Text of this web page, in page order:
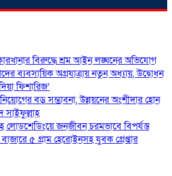
বিরুদ্ধে শ্রম আইন লঙ্ঘনের অভিযোগ
ব্যবসায়িক অগ্রযাত্রায় নতুন অধ্যায়, উদ্বোধন
ফিশারিজ’
বড় সম্ভাবনা, উন্নয়নের অংশীদার হোন
সাইফুল্লাহ্
লোডশেডিংয়ে জনজীবন চরমভাবে বিপর্যস্ত
৫ গ্রাম হেরোইনসহ যুবক গ্রেপ্তার